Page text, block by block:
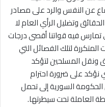
عن النفس والرد على مصادر
وتضليل الرأي العام لا
تمارس فيه قواتنا أقصى درجات
لتلك الفصائل التي
ونقل المسلحين لتؤكد
نؤكد على ضرورة احترام
الحكومة السورية إلى تحمل
العاملة تحت سيطرتها.